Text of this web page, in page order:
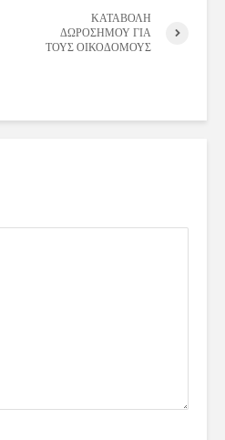
ΚΑΤΑΒΟΛΗ
ΔΩΡΟΣΗΜΟΥ ΓΙΑ
ΤΟΥΣ ΟΙΚΟΔΟΜΟΥΣ